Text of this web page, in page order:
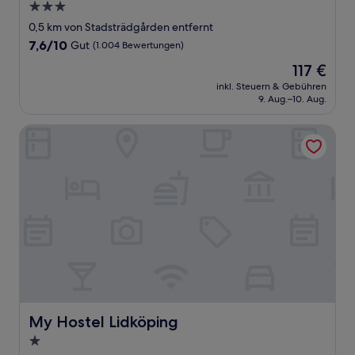
3.0-
Sterne-
Unterkunft
0,5 km von Stadsträdgården entfernt
7.6
7,6/10 Gut (1.004 Bewertungen)
Der
Preis
beträgt
117 €
inkl. Steuern & Gebühren
9. Aug.–10. Aug.
My Hostel Lidköping
My Hostel Lidköping
1.0-